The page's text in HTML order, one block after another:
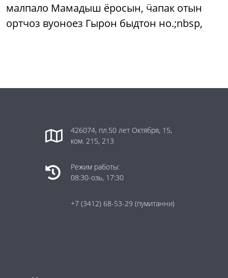
малпало Мамадыш ёросын, ӵапак отын
ортчоз вуоноез Гырон быдтон но.;nbsp,
426074, пл.50 лет Октября, 15,
ком. 215, 213
Режим работы:
08:30-озь, 17:30
+7 (3412) 68-53-29 (пумитанни)